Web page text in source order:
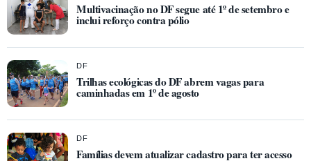
Multivacinação no DF segue até 1º de setembro e
inclui reforço contra pólio
DF
Trilhas ecológicas do DF abrem vagas para
caminhadas em 1º de agosto
DF
Famílias devem atualizar cadastro para ter acesso